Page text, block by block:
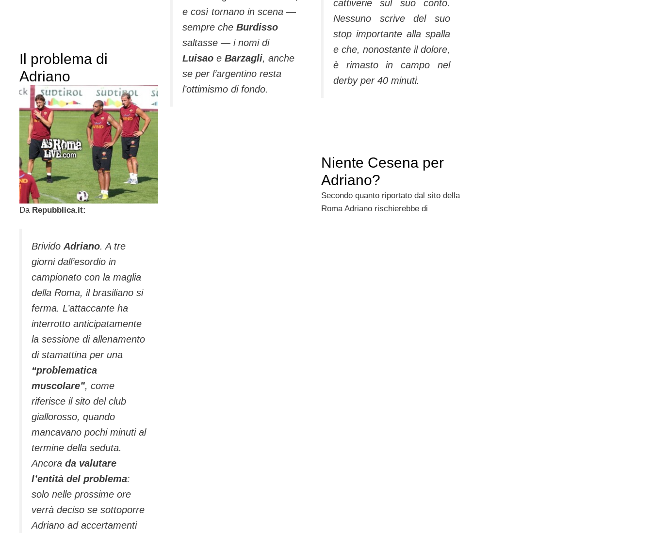
cattiverie sul suo conto.
Nessuno scrive del suo
stop importante alla spalla
e che, nonostante il dolore,
è rimasto in campo nel
derby per 40 minuti.
e così tornano in scena —
sempre che Burdisso
saltasse — i nomi di
Luisao e Barzagli, anche
se per l’argentino resta
l’ottimismo di fondo.
Il problema di
Adriano
Da Repubblica.it:
Brivido Adriano. A tre
giorni dall’esordio in
campionato con la maglia
della Roma, il brasiliano si
ferma. L’attaccante ha
interrotto anticipatamente
la sessione di allenamento
di stamattina per una
“problematica
muscolare”, come
riferisce il sito del club
giallorosso, quando
mancavano pochi minuti al
termine della seduta.
Ancora da valutare
l’entità del problema:
solo nelle prossime ore
verrà deciso se sottoporre
Adriano ad accertamenti
Niente Cesena per
Adriano?
Secondo quanto riportato dal sito della
Roma Adriano rischierebbe di